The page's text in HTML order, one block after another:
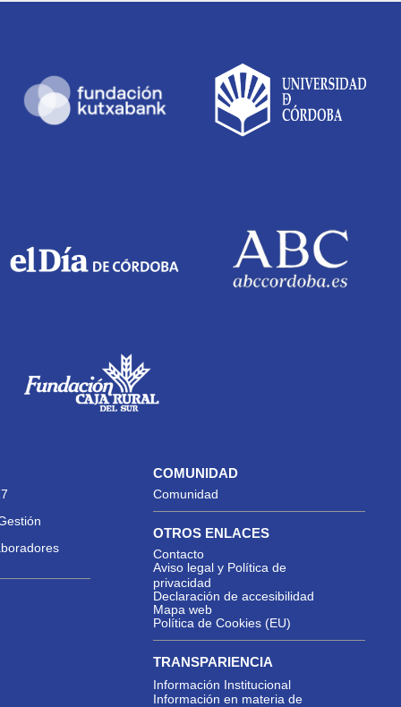
COMUNIDAD
Comunidad
OTROS ENLACES
Contacto
Aviso legal y Política de
privacidad
Declaración de accesibilidad
Mapa web
Política de Cookies (EU)
TRANSPARIENCIA
Información Institucional
Información en materia de